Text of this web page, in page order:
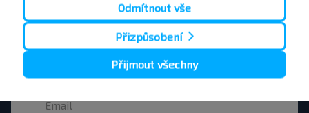
Nenechte si ujít akce, slevy a další zajímavé
nabídky od společnosti INFOBUS. Přihlaste se k
odběru novinek a cestujte s námi levněji!
Odmítnout vše
Přizpůsobení
Přijmout všechny